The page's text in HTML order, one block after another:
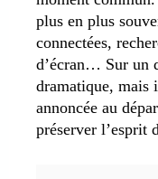
plus en plus
connectées,
d’écran… Sur un
dramatique, mais
annoncée au
préserver l’esprit